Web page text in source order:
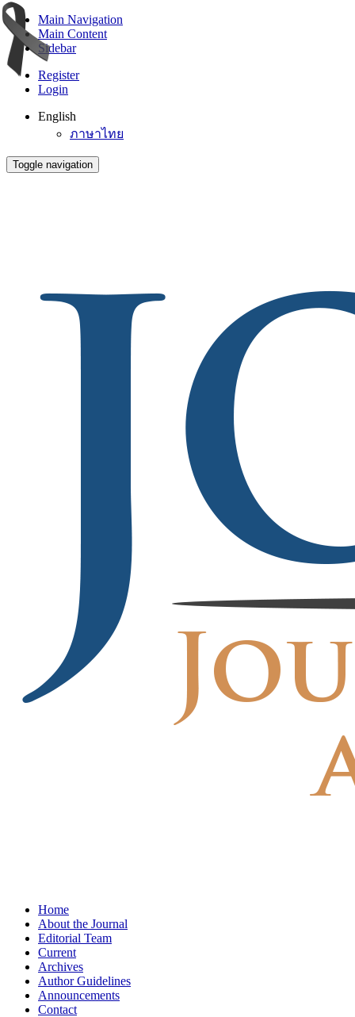
Main Navigation
Main Content
Sidebar
Register
Login
English
ภาษาไทย
Toggle navigation
Home
About the Journal
Editorial Team
Current
Archives
Author Guidelines
Announcements
Contact